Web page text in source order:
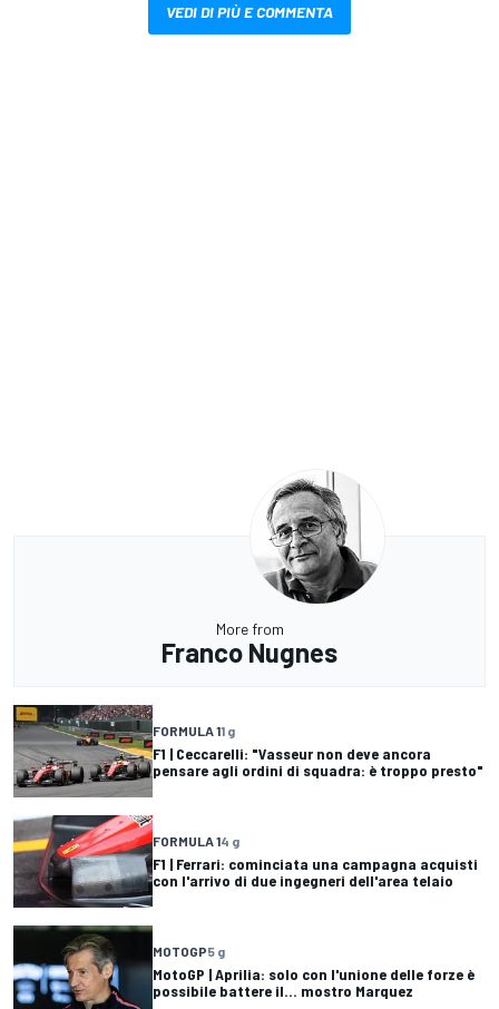
VEDI DI PIÙ E COMMENTA
More from
Franco Nugnes
FORMULA 11 g
F1 | Ceccarelli: "Vasseur non deve ancora
pensare agli ordini di squadra: è troppo presto"
FORMULA 14 g
F1 | Ferrari: cominciata una campagna acquisti
con l'arrivo di due ingegneri dell'area telaio
MOTOGP5 g
MotoGP | Aprilia: solo con l'unione delle forze è
possibile battere il... mostro Marquez